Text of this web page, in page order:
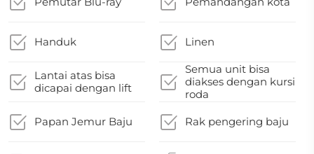
Handuk Linen
Lantai atas bisa
dicapai dengan lift
Semua unit bisa
diakses dengan kursi
roda
Papan Jemur Baju Rak pengering baju